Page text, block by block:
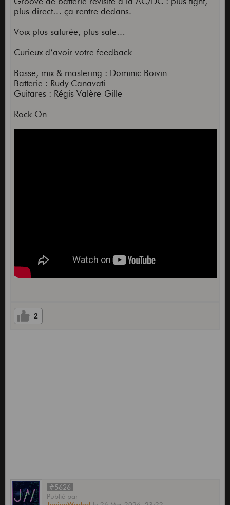
plus direct… ça rentre dedans.
Voix plus saturée, plus sale…
Curieux d’avoir votre feedback
Basse, mix & mastering : Dominic Boivin
Batterie : Rudy Canavati
Guitares : Régis Valère-Gille
Rock On
2
#5626
Publié par